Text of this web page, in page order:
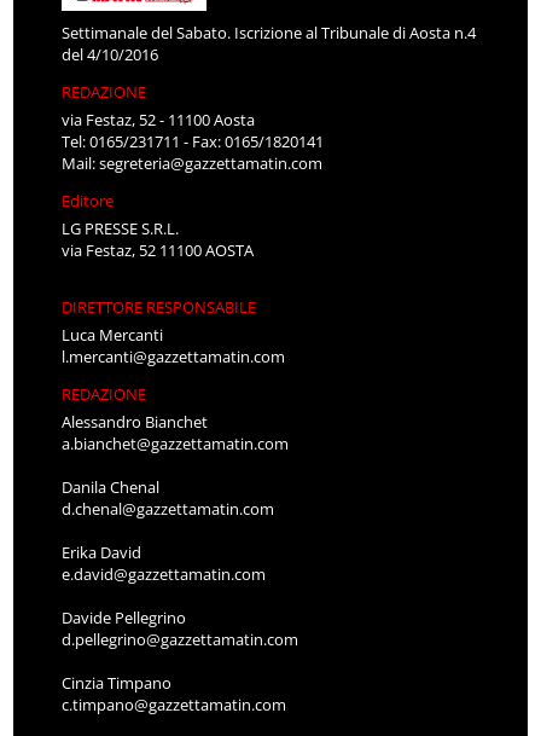
Settimanale del Sabato. Iscrizione al Tribunale di Aosta n.4
del 4/10/2016
REDAZIONE
via Festaz, 52 - 11100 Aosta
Tel: 0165/231711 - Fax: 0165/1820141
Mail:segreteria@gazzettamatin.com
Editore
LG PRESSE S.R.L.
via Festaz, 52 11100 AOSTA
DIRETTORE RESPONSABILE
Luca Mercanti
l.mercanti@gazzettamatin.com
REDAZIONE
Alessandro Bianchet
a.bianchet@gazzettamatin.com
Danila Chenal
d.chenal@gazzettamatin.com
Erika David
e.david@gazzettamatin.com
Davide Pellegrino
d.pellegrino@gazzettamatin.com
Cinzia Timpano
c.timpano@gazzettamatin.com